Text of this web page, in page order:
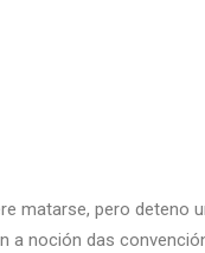
matarse, pero deteno
a noción das